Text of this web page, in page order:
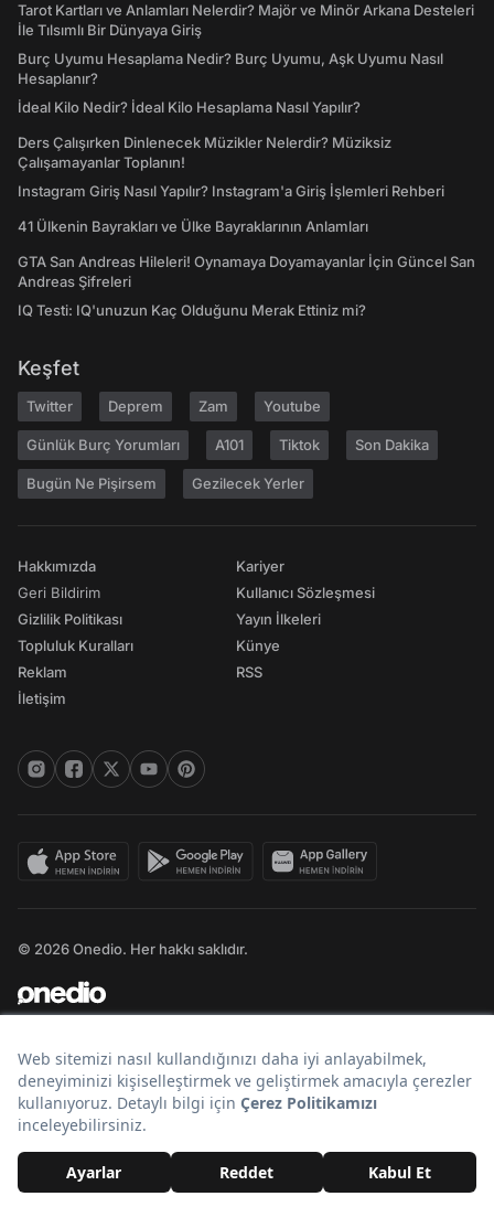
Tarot Kartları ve Anlamları Nelerdir? Majör ve Minör Arkana Desteleri
İle Tılsımlı Bir Dünyaya Giriş
Burç Uyumu Hesaplama Nedir? Burç Uyumu, Aşk Uyumu Nasıl
Hesaplanır?
İdeal Kilo Nedir? İdeal Kilo Hesaplama Nasıl Yapılır?
Ders Çalışırken Dinlenecek Müzikler Nelerdir? Müziksiz
Çalışamayanlar Toplanın!
Instagram Giriş Nasıl Yapılır? Instagram'a Giriş İşlemleri Rehberi
41 Ülkenin Bayrakları ve Ülke Bayraklarının Anlamları
GTA San Andreas Hileleri! Oynamaya Doyamayanlar İçin Güncel San
Andreas Şifreleri
IQ Testi: IQ'unuzun Kaç Olduğunu Merak Ettiniz mi?
Keşfet
Twitter Deprem Zam Youtube
Günlük Burç Yorumları A101 Tiktok Son Dakika
Bugün Ne Pişirsem Gezilecek Yerler
Hakkımızda
Geri Bildirim
Gizlilik Politikası
Topluluk Kuralları
Reklam
İletişim
Kariyer
Kullanıcı Sözleşmesi
Yayın İlkeleri
Künye
RSS
© 2026 Onedio. Her hakkı saklıdır.
Bir markasıdır.